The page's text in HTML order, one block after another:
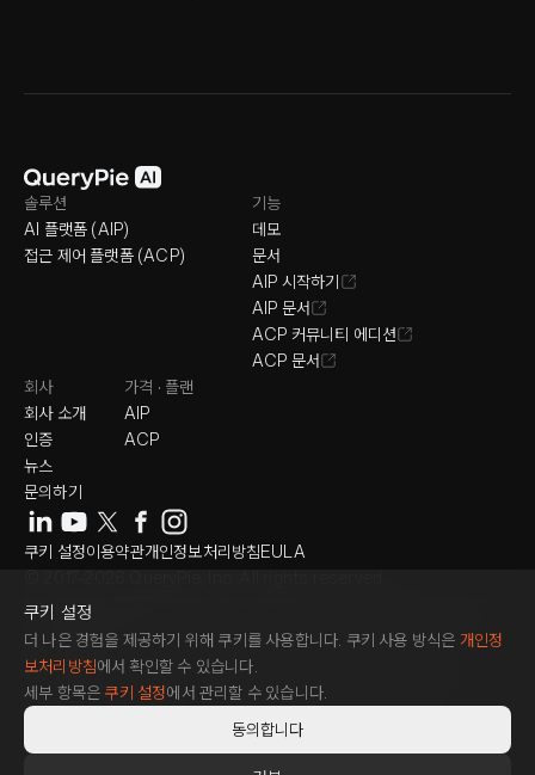
솔루션
AI 플랫폼 (AIP)
접근 제어 플랫폼 (ACP)
기능
데모
문서
AIP 시작하기
AIP 문서
ACP 커뮤니티 에디션
ACP 문서
회사
회사 소개
인증
뉴스
문의하기
가격 · 플랜
AIP
ACP
쿠키 설정이용약관개인정보처리방침EULA
© 2017-2026 QueryPie, Inc. All rights reserved.
Headquarter : 2525 West 8th Street, Suite 300, Los Angeles, CA 90057
Seoul Magok Office : 7F, 26, Magokjungang 1-ro, Gangseo-gu, Seoul,
Republic of Korea
Seoul Gangnam Office : 3F, 464, Gangnam-daero, Gangnam-gu, Seoul,
Republic of Korea
Japan Office : 15F, 1 Chome-17-1 Toranomon, Minato City, Tokyo 105-
6490
쿠키 설정
더 나은 경험을 제공하기 위해 쿠키를 사용합니다. 쿠키 사용 방식은 개인정
보처리방침에서 확인할 수 있습니다.
세부 항목은 쿠키 설정에서 관리할 수 있습니다.
동의합니다